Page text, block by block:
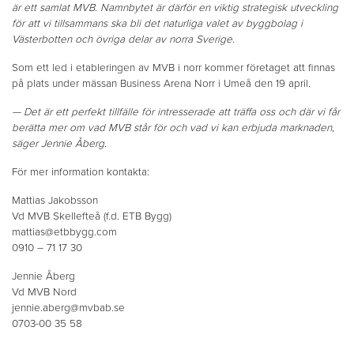
är ett samlat MVB. Namnbytet är därför en viktig strategisk utveckling
för att vi tillsammans ska bli det naturliga valet av byggbolag i
Västerbotten och övriga delar av norra Sverige.
Som ett led i etableringen av MVB i norr kommer företaget att finnas
på plats under mässan Business Arena Norr i Umeå den 19 april.
— Det är ett perfekt tillfälle för intresserade att träffa oss och där vi får
berätta mer om vad MVB står för och vad vi kan erbjuda marknaden,
säger Jennie Åberg.
För mer information kontakta:
Mattias Jakobsson
Vd MVB Skellefteå (f.d. ETB Bygg)
mattias@etbbygg.com
0910 – 71 17 30
Jennie Åberg
Vd MVB Nord
jennie.aberg@mvbab.se
0703-00 35 58